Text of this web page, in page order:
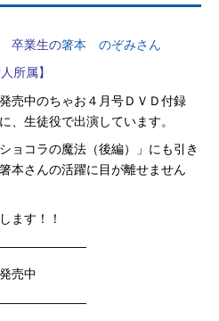
卒業生の箸本 のぞみさん
所属】
売中のちゃお４月号ＤＶＤ付録
、生徒役で出演しています。
ョコラの魔法（後編）」にも引き
本さんの活躍に目が離せません
ます！！
売中